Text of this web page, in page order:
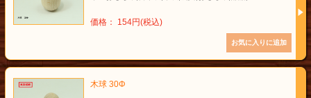
価格： 154円(税込)
木球 30Φ